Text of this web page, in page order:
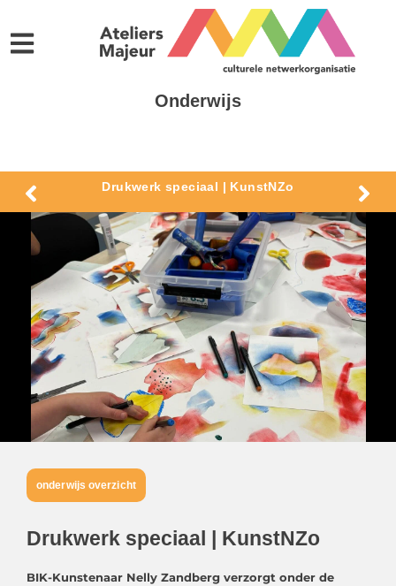
Onderwijs
Drukwerk speciaal | KunstNZo
onderwijs overzicht
Drukwerk speciaal | KunstNZo
BIK-Kunstenaar Nelly Zandberg verzorgt onder de